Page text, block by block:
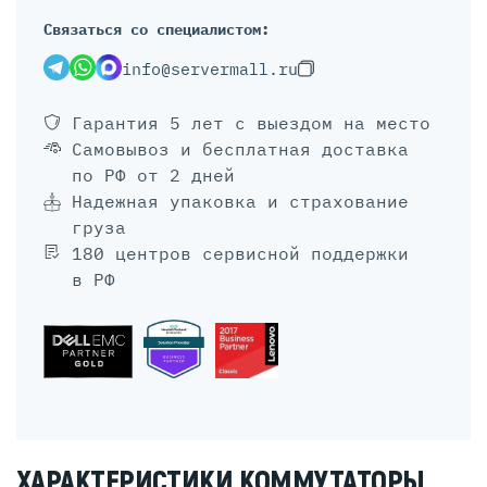
Связаться со специалистом:
info@servermall.ru
Гарантия 5 лет с выездом на место
Самовывоз и бесплатная доставка
по РФ от 2 дней
Надежная упаковка и страхование
груза
180 центров сервисной поддержки
в РФ